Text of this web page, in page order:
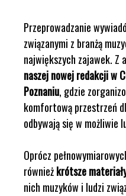
Przeprowadzanie
związanymi z branżą
największych zajawek.
naszej nowej redakcji w
Poznaniu, gdzie
komfortową przestrzeń
odbywają się w możliwie
Oprócz
równieżkrótsze
nich muzyków i ludzi